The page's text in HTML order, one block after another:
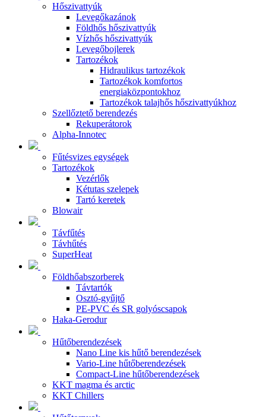
Hőszivattyúk
Levegőkazánok
Földhős hőszivattyúk
Vízhős hőszivattyúk
Levegőbojlerek
Tartozékok
Hidraulikus tartozékok
Tartozékok komfortos
energiaközpontokhoz
Tartozékok talajhős hőszivattyúkhoz
Szellőztető berendezés
Rekuperátorok
Alpha-Innotec
Fűtésvizes egységek
Tartozékok
Vezérlők
Kétutas szelepek
Tartó keretek
Blowair
Távfűtés
Távhűtés
SuperHeat
Földhőabszorberek
Távtartók
Osztó-gyűjtő
PE-PVC és SR golyóscsapok
Haka-Gerodur
Hűtőberendezések
Nano Line kis hűtő berendezések
Vario-Line hűtőberendezések
Compact-Line hűtőberendezések
KKT magma és arctic
KKT Chillers